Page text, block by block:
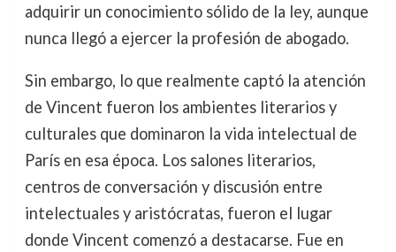
adquirir un conocimiento sólido de la ley, aunque
nunca llegó a ejercer la profesión de abogado.
Sin embargo, lo que realmente captó la atención
de Vincent fueron los ambientes literarios y
culturales que dominaron la vida intelectual de
París en esa época. Los salones literarios,
centros de conversación y discusión entre
intelectuales y aristócratas, fueron el lugar
donde Vincent comenzó a destacarse. Fue en